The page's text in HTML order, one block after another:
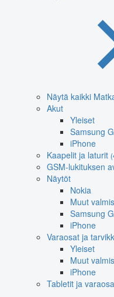
Näytä kaikki
Akut
Yleiset
Samsung
iPhone
Kaapelit ja laturit
GSM-lukituksen
Näytöt
Nokia
Muut
Samsung
iPhone
Varaosat ja
Yleiset
Muut
iPhone
Tabletit ja